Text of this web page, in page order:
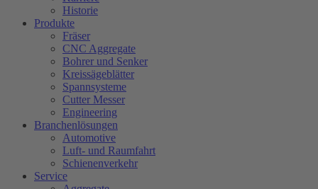
Historie
Produkte
Fräser
CNC Aggregate
Bohrer und Senker
Kreissägeblätter
Spannsysteme
Cutter Messer
Engineering
Branchenlösungen
Automotive
Luft- und Raumfahrt
Schienenverkehr
Service